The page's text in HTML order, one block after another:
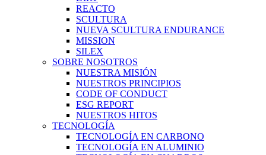
REACTO
SCULTURA
NUEVA SCULTURA ENDURANCE
MISSION
SILEX
SOBRE NOSOTROS
NUESTRA MISIÓN
NUESTROS PRINCIPIOS
CODE OF CONDUCT
ESG REPORT
NUESTROS HITOS
TECNOLOGÍA
TECNOLOGÍA EN CARBONO
TECNOLOGÍA EN ALUMINIO